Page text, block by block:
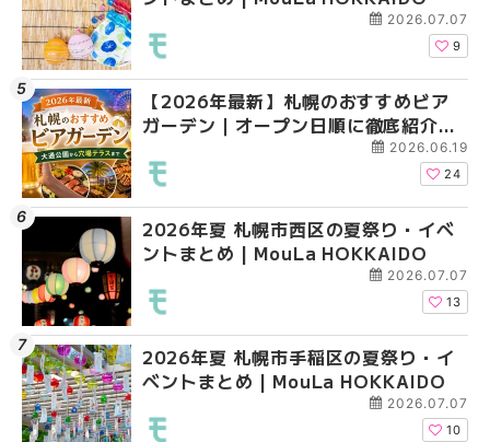
2026.07.07
9
【2026年最新】札幌のおすすめビア
ガーデン｜オープン日順に徹底紹介！
大通公園から穴場テラスまで | MouLa
HOKKAIDO
2026.06.19
24
2026年夏 札幌市西区の夏祭り・イベ
ントまとめ | MouLa HOKKAIDO
2026.07.07
13
2026年夏 札幌市手稲区の夏祭り・イ
ベントまとめ | MouLa HOKKAIDO
2026.07.07
10
2026年夏 札幌市清田
ベントまとめ |
2026年夏 札幌市北区
ントまとめ | MouLa
2026年夏 札幌市中央
ベントまとめ |
2026年夏 札幌市清田
ベントまとめ |
2026年夏 札幌市手稲
ベントまとめ |
2026年夏 札幌市豊平
ベントまとめ |